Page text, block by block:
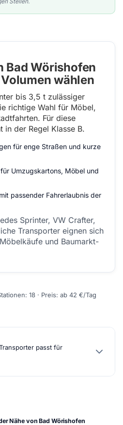
Bad Wörishofen
wählen
bis 3,5 t zulässiger
richtige Wahl für Möbel,
Für diese
in der Regel Klasse B.
für enge Straßen und kurze
Umzugskartons, Möbel und
passender Fahrerlaubnis der
Sprinter, VW Crafter,
Transporter eignen sich
und Baumarkt-
18 · Preis: ab 42 €/Tag
passt für
Nähe von Bad Wörishofen